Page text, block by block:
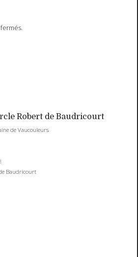
Robert de Baudricourt
de Vaucouleurs
Baudricourt